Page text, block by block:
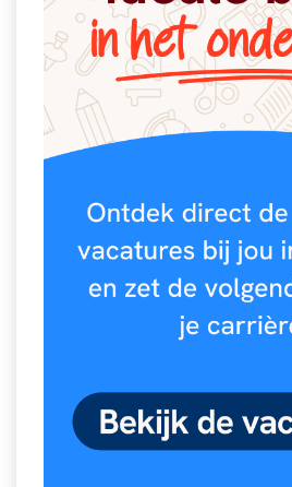
Spelletjes
Sprookjes
Startpagina onderwijs
Tweede Wereldoorlog
Studieschuld & Hypotheek
Middelbare school niveaus
Studenten laptop
Docentenplein nieuwsbrief
Onderwijs CV
Schoolvakanties
Huiswerkbegeleiding
Huiswerkbegeleider zoeken